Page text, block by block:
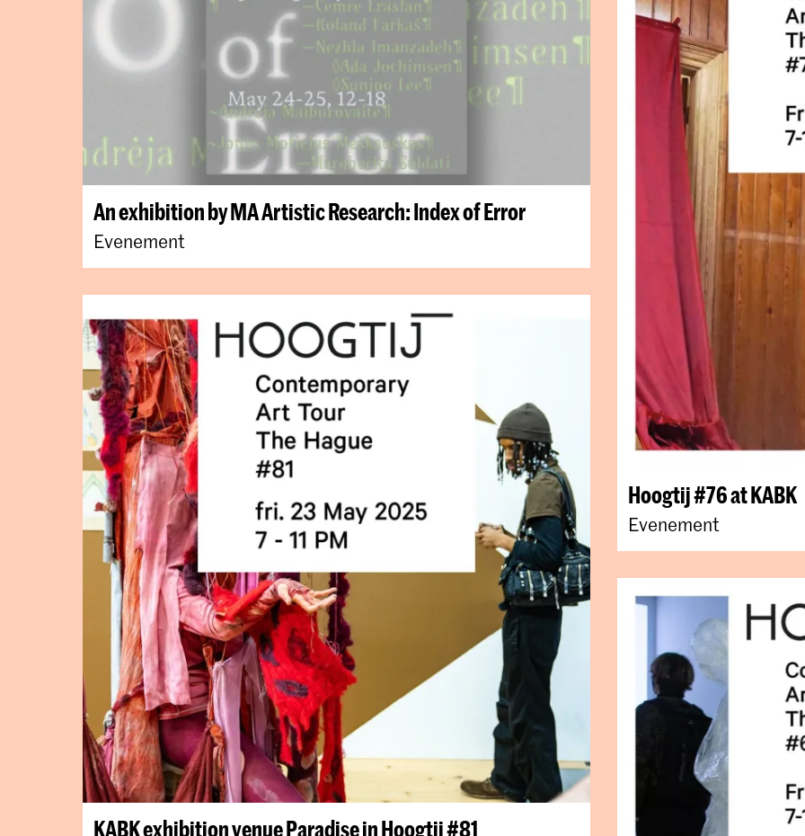
An exhibition by MA Artistic Research: Index of Error
Evenement
KABK exhibition venue Paradise in Hoogtij #81
Hoogtij #76 at KABK
Evenement